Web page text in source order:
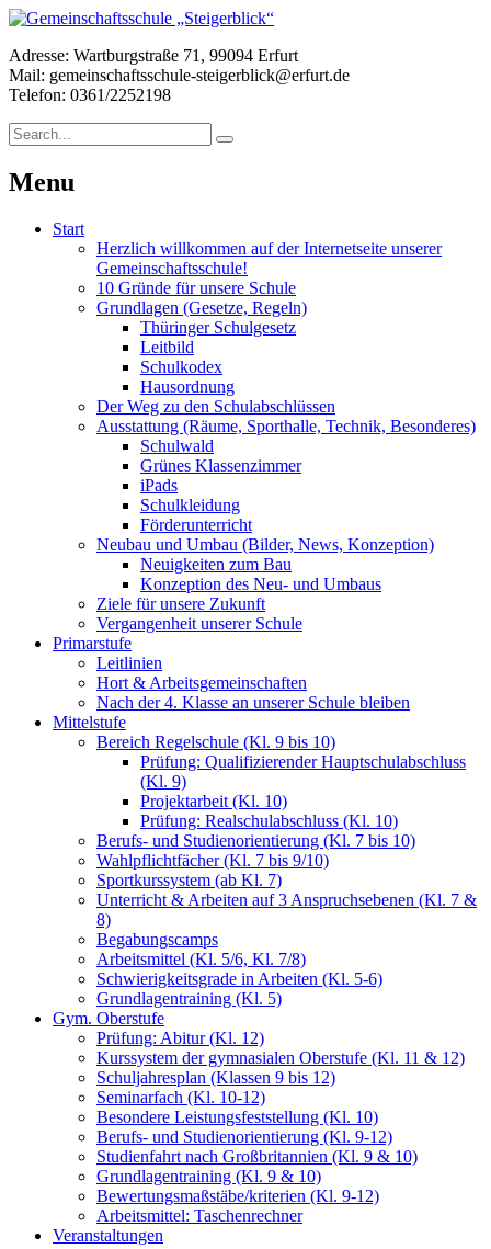
Adresse: Wartburgstraße 71, 99094 Erfurt
Mail: gemeinschaftsschule-steigerblick@erfurt.de
Telefon: 0361/2252198
Menu
Start
Herzlich willkommen auf der Internetseite unserer
Gemeinschaftsschule!
10 Gründe für unsere Schule
Grundlagen (Gesetze, Regeln)
Thüringer Schulgesetz
Leitbild
Schulkodex
Hausordnung
Der Weg zu den Schulabschlüssen
Ausstattung (Räume, Sporthalle, Technik, Besonderes)
Schulwald
Grünes Klassenzimmer
iPads
Schulkleidung
Förderunterricht
Neubau und Umbau (Bilder, News, Konzeption)
Neuigkeiten zum Bau
Konzeption des Neu- und Umbaus
Ziele für unsere Zukunft
Vergangenheit unserer Schule
Primarstufe
Leitlinien
Hort & Arbeitsgemeinschaften
Nach der 4. Klasse an unserer Schule bleiben
Mittelstufe
Bereich Regelschule (Kl. 9 bis 10)
Prüfung: Qualifizierender Hauptschulabschluss
(Kl. 9)
Projektarbeit (Kl. 10)
Prüfung: Realschulabschluss (Kl. 10)
Berufs- und Studienorientierung (Kl. 7 bis 10)
Wahlpflichtfächer (Kl. 7 bis 9/10)
Sportkurssystem (ab Kl. 7)
Unterricht & Arbeiten auf 3 Anspruchsebenen (Kl. 7 &
8)
Begabungscamps
Arbeitsmittel (Kl. 5/6, Kl. 7/8)
Schwierigkeitsgrade in Arbeiten (Kl. 5-6)
Grundlagentraining (Kl. 5)
Gym. Oberstufe
Prüfung: Abitur (Kl. 12)
Kurssystem der gymnasialen Oberstufe (Kl. 11 & 12)
Schuljahresplan (Klassen 9 bis 12)
Seminarfach (Kl. 10-12)
Besondere Leistungsfeststellung (Kl. 10)
Berufs- und Studienorientierung (Kl. 9-12)
Studienfahrt nach Großbritannien (Kl. 9 & 10)
Grundlagentraining (Kl. 9 & 10)
Bewertungsmaßstäbe/kriterien (Kl. 9-12)
Arbeitsmittel: Taschenrechner
Veranstaltungen